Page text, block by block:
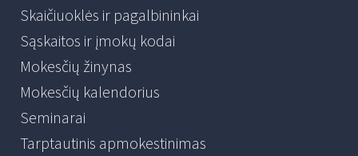
Skaičiuoklės ir pagalbininkai
Sąskaitos ir įmokų kodai
Mokesčių žinynas
Mokesčių kalendorius
Seminarai
Tarptautinis apmokestinimas